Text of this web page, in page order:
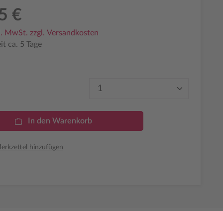
€
MwSt. zzgl. Versandkosten
ca. 5 Tage
Produkt Anzahl: Gib
In den Warenkorb
hinzufügen